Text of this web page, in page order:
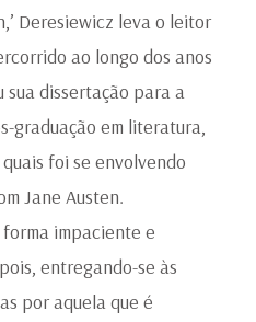
Deresiewicz leva o leitor
ao longo dos anos
sua dissertação para a
graduação em literatura,
foi se envolvendo
Jane Austen.
impaciente e
entregando-se às
por aquela que é